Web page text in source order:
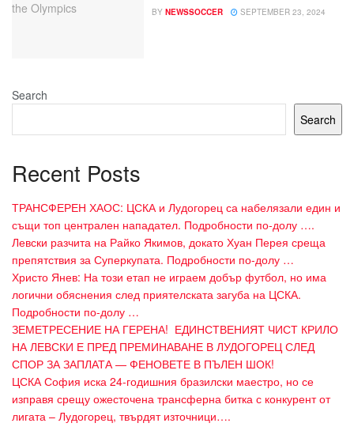
BY NEWSSOCCER SEPTEMBER 23, 2024
Search
Search
Recent Posts
ТРАНСФЕРЕН ХАОС: ЦСКА и Лудогорец са набелязали един и
същи топ централен нападател. Подробности по-долу ….
Левски разчита на Райко Якимов, докато Хуан Перея среща
препятствия за Суперкупата. Подробности по-долу …
Христо Янев: На този етап не играем добър футбол, но има
логични обяснения след приятелската загуба на ЦСКА.
Подробности по-долу …
ЗЕМЕТРЕСЕНИЕ НА ГЕРЕНА! ЕДИНСТВЕНИЯТ ЧИСТ КРИЛО
НА ЛЕВСКИ Е ПРЕД ПРЕМИНАВАНЕ В ЛУДОГОРЕЦ СЛЕД
СПОР ЗА ЗАПЛАТА — ФЕНОВЕТЕ В ПЪЛЕН ШОК!
ЦСКА София иска 24-годишния бразилски маестро, но се
изправя срещу ожесточена трансферна битка с конкурент от
лигата – Лудогорец, твърдят източници….